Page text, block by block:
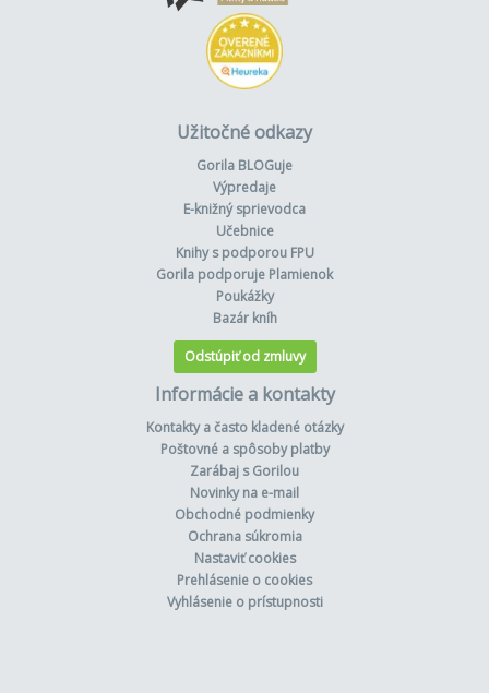
Užitočné odkazy
Gorila BLOGuje
Výpredaje
E-knižný sprievodca
Učebnice
Knihy s podporou FPU
Gorila podporuje Plamienok
Poukážky
Bazár kníh
Odstúpiť od zmluvy
Informácie a kontakty
Kontakty a často kladené otázky
Poštovné a spôsoby platby
Zarábaj s Gorilou
Novinky na e-mail
Obchodné podmienky
Ochrana súkromia
Nastaviť cookies
Prehlásenie o cookies
Vyhlásenie o prístupnosti